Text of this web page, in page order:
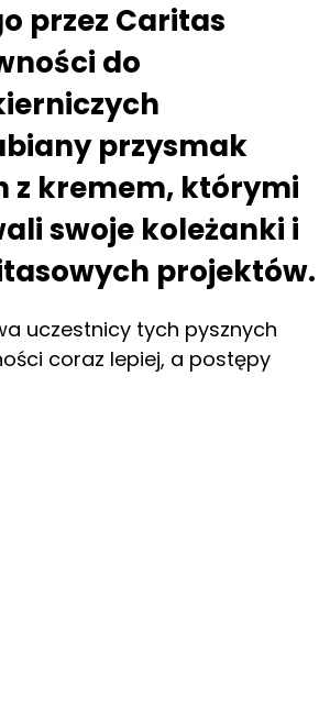
przez Caritas
do
przysmak
z kremem, którymi
swoje koleżanki i
projektów.
uczestnicy tych pysznych
coraz lepiej, a postępy